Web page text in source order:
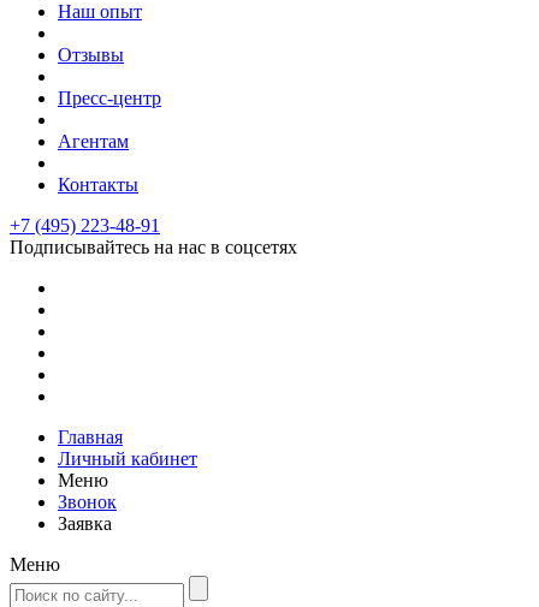
Наш опыт
Отзывы
Пресс-центр
Агентам
Контакты
+7 (495) 223-48-91
Подписывайтесь на нас в соцсетях
Главная
Личный кабинет
Меню
Звонок
Заявка
Меню